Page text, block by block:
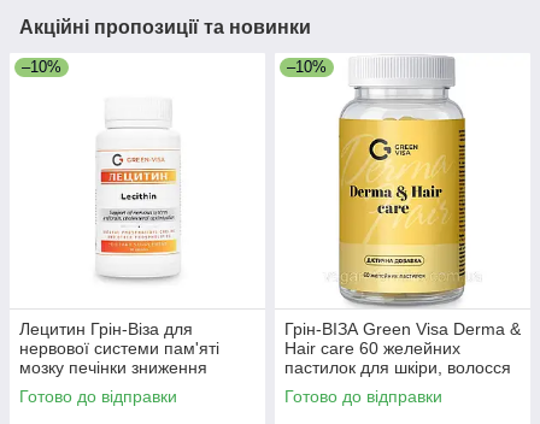
Акційні пропозиції та новинки
–10%
Лецитин Грін-Віза для
нервової системи пам'яті
мозку печінки зниження
холестерину 90 капс.
соняшниковий лецитин
Готово до відправки
–10%
Грін-ВІЗА Green Visa Derma &
Hair care 60 желейних
пастилок для шкіри, волосся
й нігтів з колагеном і
коензимом Q10
Готово до відправки